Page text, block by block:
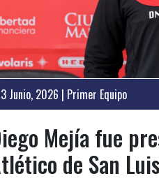
Junio, 2026 | Primer Equipo
Mejía fue
de San Luis